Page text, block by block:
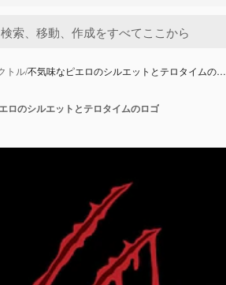
トル/不気味なピエロのシルエットとテロタイムの…
ロのシルエットとテロタイムのロゴ